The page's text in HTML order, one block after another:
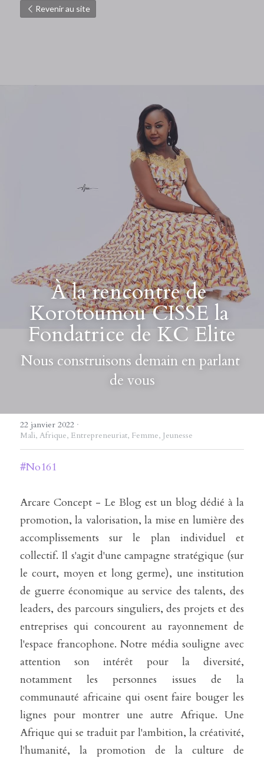
Revenir au site
À la rencontre de
Korotoumou CISSE la
Fondatrice de KC Elite
Nous construisons demain en parlant
de vous
22 janvier 2022 ·
Mali, Afrique, Entrepreneuriat, Femme, Jeunesse
#No161
Arcare Concept - Le Blog est un blog dédié à la
promotion, la valorisation, la mise en lumière des
accomplissements sur le plan individuel et
collectif. Il s'agit d'une campagne stratégique (sur
le court, moyen et long germe), une institution
de guerre économique au service des talents, des
leaders, des parcours singuliers, des projets et des
entreprises qui concourent au rayonnement de
l'espace francophone. Notre média souligne avec
attention son intérêt pour la diversité,
notamment les personnes issues de la
communauté africaine qui osent faire bouger les
lignes pour montrer une autre Afrique. Une
Afrique qui se traduit par l'ambition, la créativité,
l'humanité, la promotion de la culture de